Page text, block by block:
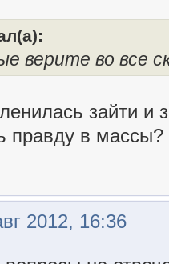
верите во все
зайти и
правду в массы?
2012, 16:36